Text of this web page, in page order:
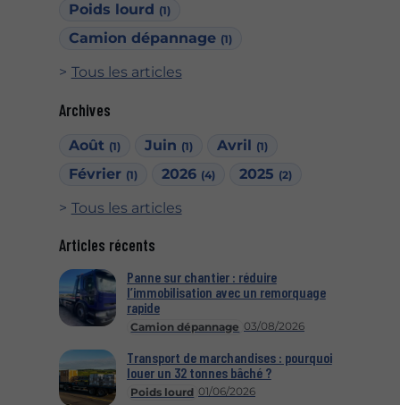
Poids lourd (1)
Camion dépannage (1)
Tous les articles
Archives
Août (1) Juin (1) Avril (1)
Février (1) 2026 (4) 2025 (2)
Tous les articles
Articles récents
Camion dépannage 03/08/2026
Panne sur chantier : réduire
l’immobilisation avec un remorquage
rapide
Poids lourd 01/06/2026
Transport de marchandises : pourquoi
louer un 32 tonnes bâché ?